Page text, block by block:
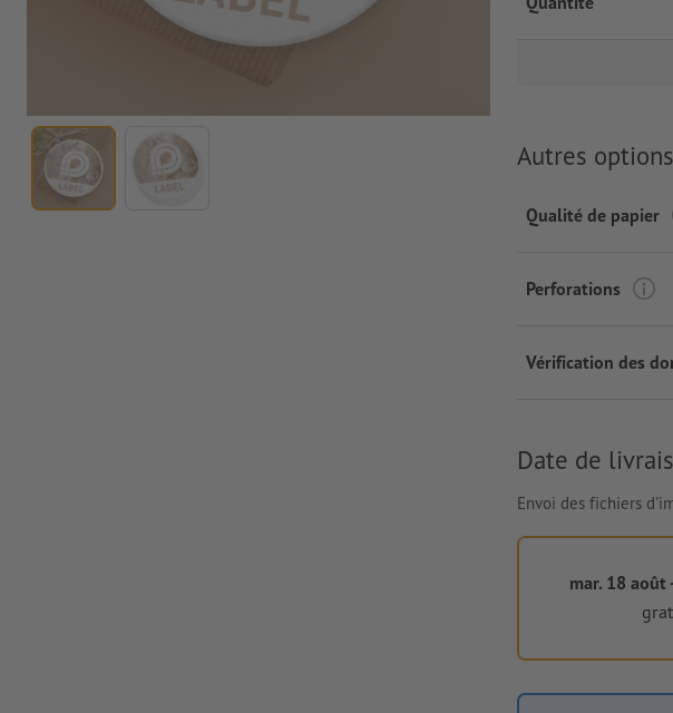
Autres options
Qualité de papier
Perforations
Vérification des
Date de
Envoi des fichiers
mar. 18 août